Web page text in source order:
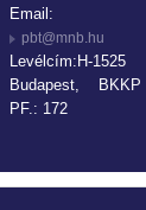
Email:
pbt@mnb.hu
Levélcím:H-1525
Budapest, BKKP
PF.: 172